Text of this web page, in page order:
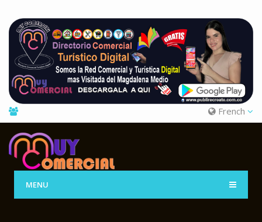
French
MENU